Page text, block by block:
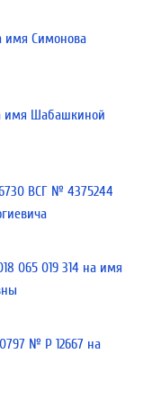
имя Симонова
имя Шабашкиной
ВСГ № 4375244
065 019 314 на имя
№ Р 12667 на